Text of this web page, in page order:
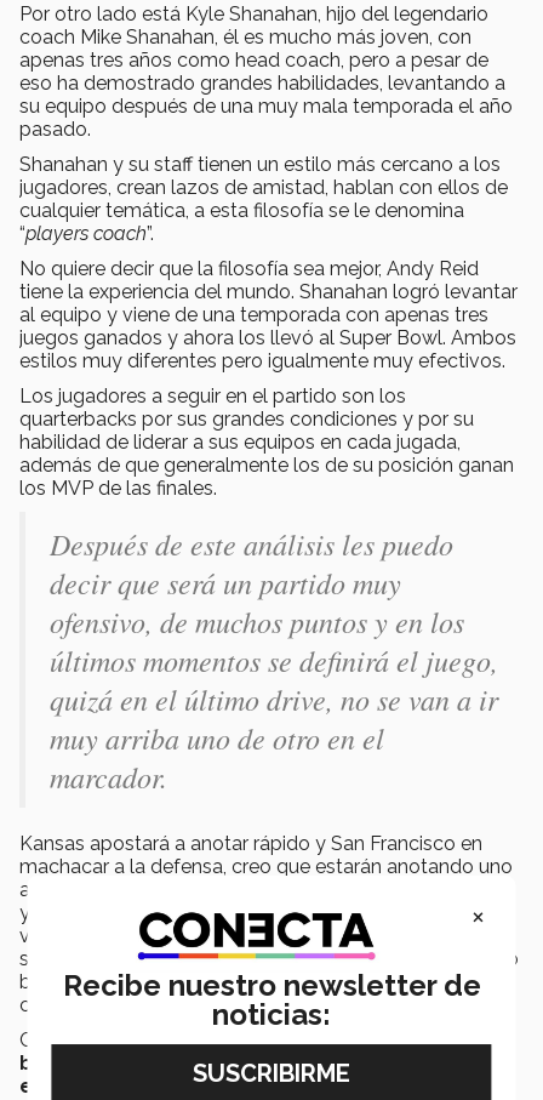
Por otro lado está Kyle Shanahan, hijo del legendario
coach Mike Shanahan, él es mucho más joven, con
apenas tres años como head coach, pero a pesar de
eso ha demostrado grandes habilidades, levantando a
su equipo después de una muy mala temporada el año
pasado.
Shanahan y su staff tienen un estilo más cercano a los
jugadores, crean lazos de amistad, hablan con ellos de
cualquier temática, a esta filosofía se le denomina
“players coach”.
No quiere decir que la filosofía sea mejor, Andy Reid
tiene la experiencia del mundo. Shanahan logró levantar
al equipo y viene de una temporada con apenas tres
juegos ganados y ahora los llevó al Super Bowl. Ambos
estilos muy diferentes pero igualmente muy efectivos.
Los jugadores a seguir en el partido son los
quarterbacks por sus grandes condiciones y por su
habilidad de liderar a sus equipos en cada jugada,
además de que generalmente los de su posición ganan
los MVP de las finales.
Después de este análisis les puedo
decir que será un partido muy
ofensivo, de muchos puntos y en los
últimos momentos se definirá el juego,
quizá en el último drive, no se van a ir
muy arriba uno de otro en el
marcador.
Kansas apostará a anotar rápido y San Francisco en
machacar a la defensa, creo que estarán anotando uno
a uno, el coach de Kansas lleva muchos años en la liga
y creo que Kansas no va a jugar conservador, sino que
va a explotar porque a diferencia de Shanahan este es
su primer Super Bowl como head coach y con un futuro
brillante en la liga, por lo cual será un poco más
cauteloso.
Creo queSan Francisco es un equipo más
balanceado y Kansas demasiado explosivo,
espero un marcador muy apretado que se
×
Recibe nuestro newsletter de
noticias: